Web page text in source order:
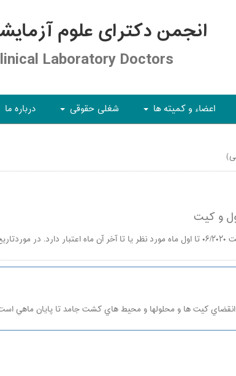
انجمن دکترای علوم
Laboratory Doctors
اعضاء و کمیته ها شغلی حقوقی درباره ما
و کیت
کنید
كيت ها و محلولها و محيط هاي كشت جامد تا پايان ماهي